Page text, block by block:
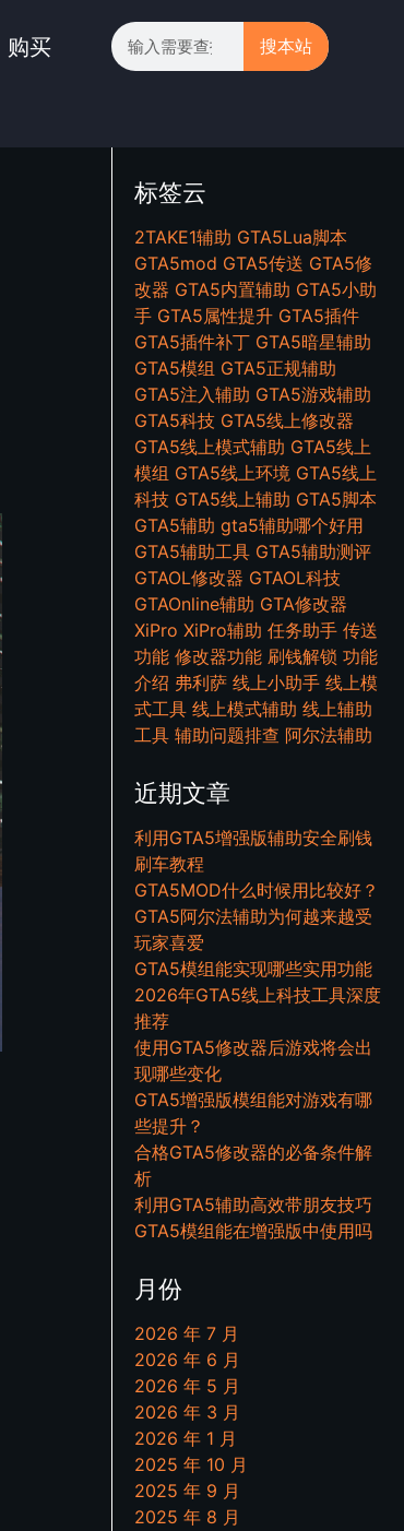
购买 搜本站
标签云
2TAKE1辅助 GTA5Lua脚本
GTA5mod GTA5传送 GTA5修
改器 GTA5内置辅助 GTA5小助
手 GTA5属性提升 GTA5插件
GTA5插件补丁 GTA5暗星辅助
GTA5模组 GTA5正规辅助
GTA5注入辅助 GTA5游戏辅助
GTA5科技 GTA5线上修改器
GTA5线上模式辅助 GTA5线上
模组 GTA5线上环境 GTA5线上
科技 GTA5线上辅助 GTA5脚本
GTA5辅助 gta5辅助哪个好用
GTA5辅助工具 GTA5辅助测评
GTAOL修改器 GTAOL科技
GTAOnline辅助 GTA修改器
XiPro XiPro辅助 任务助手 传送
功能 修改器功能 刷钱解锁 功能
介绍 弗利萨 线上小助手 线上模
式工具 线上模式辅助 线上辅助
工具 辅助问题排查 阿尔法辅助
近期文章
利用GTA5增强版辅助安全刷钱
刷车教程
GTA5MOD什么时候用比较好？
GTA5阿尔法辅助为何越来越受
玩家喜爱
GTA5模组能实现哪些实用功能
2026年GTA5线上科技工具深度
推荐
使用GTA5修改器后游戏将会出
现哪些变化
GTA5增强版模组能对游戏有哪
些提升？
合格GTA5修改器的必备条件解
析
利用GTA5辅助高效带朋友技巧
GTA5模组能在增强版中使用吗
月份
2026 年 7 月
2026 年 6 月
2026 年 5 月
2026 年 3 月
2026 年 1 月
2025 年 10 月
2025 年 9 月
2025 年 8 月